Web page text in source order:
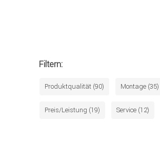
Filtern:
Produktqualität (90) Montage (35)
Preis/Leistung (19) Service (12)